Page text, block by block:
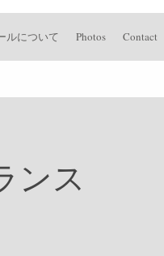
ルについて Photos Contact
ンス